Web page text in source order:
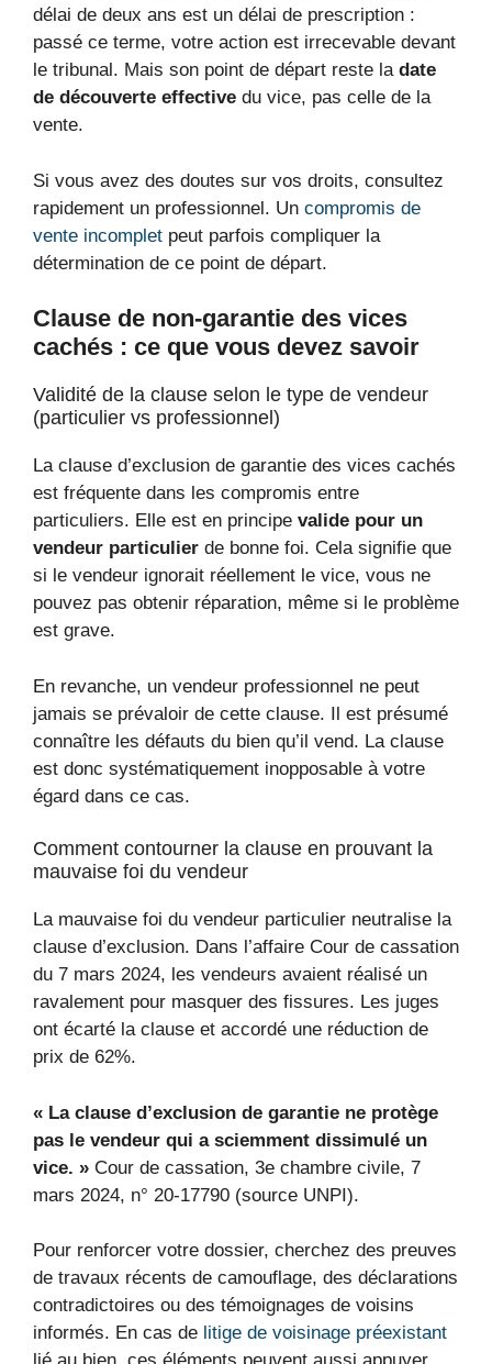
délai de deux ans est un délai de prescription :
passé ce terme, votre action est irrecevable devant
le tribunal. Mais son point de départ reste la date
de découverte effective du vice, pas celle de la
vente.
Si vous avez des doutes sur vos droits, consultez
rapidement un professionnel. Un compromis de
vente incomplet peut parfois compliquer la
détermination de ce point de départ.
Clause de non-garantie des vices
cachés : ce que vous devez savoir
Validité de la clause selon le type de vendeur
(particulier vs professionnel)
La clause d’exclusion de garantie des vices cachés
est fréquente dans les compromis entre
particuliers. Elle est en principe valide pour un
vendeur particulier de bonne foi. Cela signifie que
si le vendeur ignorait réellement le vice, vous ne
pouvez pas obtenir réparation, même si le problème
est grave.
En revanche, un vendeur professionnel ne peut
jamais se prévaloir de cette clause. Il est présumé
connaître les défauts du bien qu’il vend. La clause
est donc systématiquement inopposable à votre
égard dans ce cas.
Comment contourner la clause en prouvant la
mauvaise foi du vendeur
La mauvaise foi du vendeur particulier neutralise la
clause d’exclusion. Dans l’affaire Cour de cassation
du 7 mars 2024, les vendeurs avaient réalisé un
ravalement pour masquer des fissures. Les juges
ont écarté la clause et accordé une réduction de
prix de 62%.
« La clause d’exclusion de garantie ne protège
pas le vendeur qui a sciemment dissimulé un
vice. » Cour de cassation, 3e chambre civile, 7
mars 2024, n° 20-17790 (source UNPI).
Pour renforcer votre dossier, cherchez des preuves
de travaux récents de camouflage, des déclarations
contradictoires ou des témoignages de voisins
informés. En cas de litige de voisinage préexistant